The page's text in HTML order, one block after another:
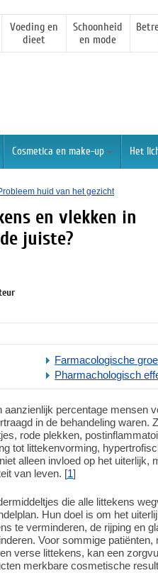
Voeding en
dieet
Schoonheid
en mode
Cosmetica en make-up Het
huid van het gezicht
en vlekken in
juiste?
Farmacologische
Pharmachologisch
percentage mensen
in de behandeling waren.
rode plekken,
tot littekenvorming,
alleen invloed op het uiterlijk,
van leven. [1]
die alle littekens
Hun doel is om het
te verminderen, de rijping en
Voor sommige patiënten,
verse littekens, kan een
merkbare cosmetische